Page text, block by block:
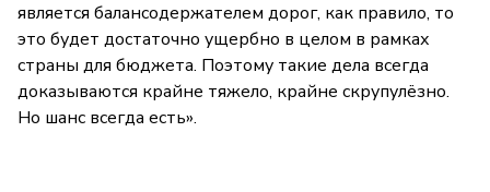
является балансодержателем дорог, как правило, то
это будет достаточно ущербно в целом в рамках
страны для бюджета. Поэтому такие дела всегда
доказываются крайне тяжело, крайне скрупулёзно.
Но шанс всегда есть».